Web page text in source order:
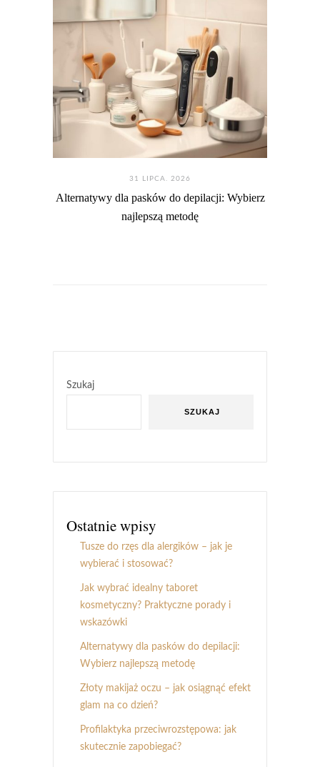
31 LIPCA. 2026
Alternatywy dla pasków do depilacji: Wybierz
najlepszą metodę
Szukaj
SZUKAJ
Ostatnie wpisy
Tusze do rzęs dla alergików – jak je
wybierać i stosować?
Jak wybrać idealny taboret
kosmetyczny? Praktyczne porady i
wskazówki
Alternatywy dla pasków do depilacji:
Wybierz najlepszą metodę
Złoty makijaż oczu – jak osiągnąć efekt
glam na co dzień?
Profilaktyka przeciwrozstępowa: jak
skutecznie zapobiegać?